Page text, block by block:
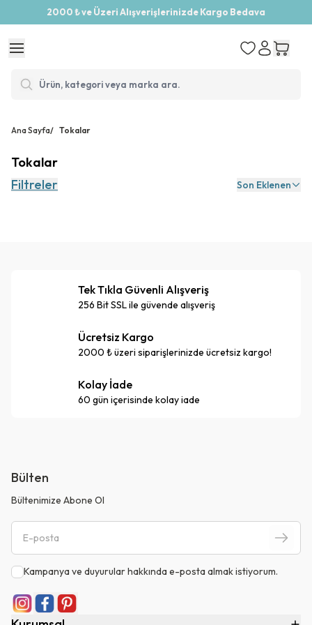
2000 ₺ ve Üzeri Alışverişlerinizde Kargo Bedava
Ana Sayfa/ Tokalar
Tokalar
Filtreler
Son Eklenen
Tek Tıkla Güvenli Alışveriş
256 Bit SSL ile güvende alışveriş
Ücretsiz Kargo
2000 ₺ üzeri siparişlerinizde ücretsiz kargo!
Kolay İade
60 gün içerisinde kolay iade
Bülten
Bültenimize Abone Ol
Kampanya ve duyurular hakkında e-posta almak istiyorum.